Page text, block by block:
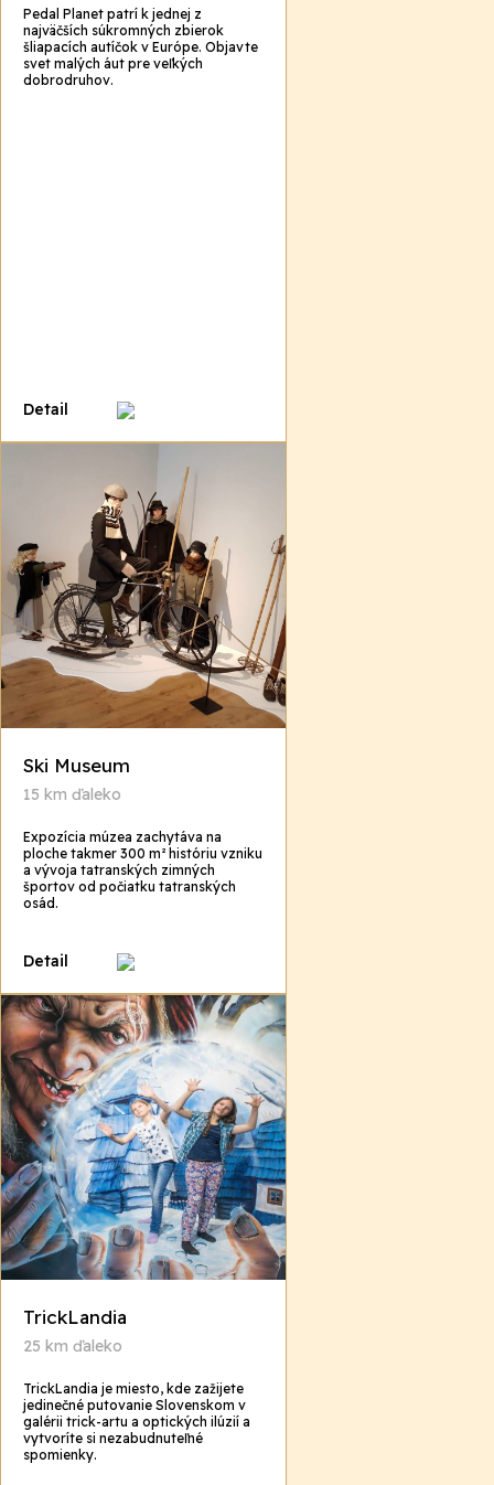
Pedal Planet patrí k jednej z
najväčších súkromných zbierok
šliapacích autíčok v Európe. Objavte
svet malých áut pre veľkých
dobrodruhov.
Detail
Ski Museum
15 km ďaleko
Expozícia múzea zachytáva na
ploche takmer 300 m² históriu vzniku
a vývoja tatranských zimných
športov od počiatku tatranských
osád.
Detail
TrickLandia
25 km ďaleko
TrickLandia je miesto, kde zažijete
jedinečné putovanie Slovenskom v
galérii trick-artu a optických ilúzií a
vytvoríte si nezabudnuteľné
spomienky.